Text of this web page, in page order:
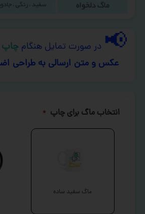
📢 در صورت تمایل هنگام چاپ
عکس و متن ارسالی به طراحی
انتخاب ماگ برای چاپ *
ماگ سفید ساده